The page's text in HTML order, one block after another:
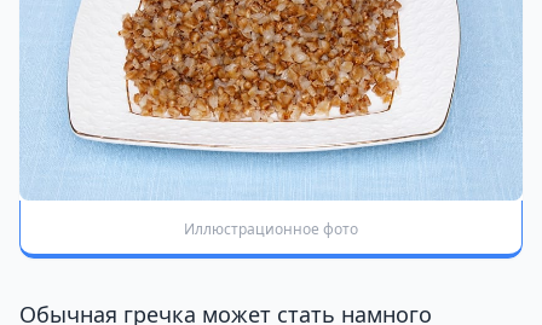
Иллюстрационное фото
Обычная гречка может стать намного